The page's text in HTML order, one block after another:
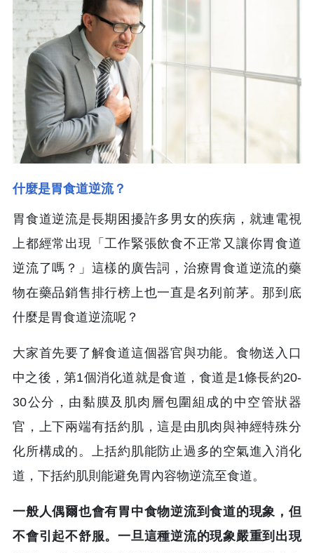
什麼是胃食道逆流？
胃食道逆流是長期困擾許多男女的疾病，就連電視
上都經常出現「工作緊張飲食不正常又讓你胃食道
逆流了嗎？」這樣的廣告詞，治療胃食道逆流的藥
物在藥品銷售排行榜上也一直是名列前茅。那到底
什麼是胃食道逆流呢？
大家首先要了解食道這個器官與功能。食物送入口
中之後，第1個消化道就是食道，食道是1條長約20-
30公分，由黏膜及肌肉層包圍組成的中空管狀器
官，上下兩端有括約肌，這是由肌肉與神經特殊分
化所構成的。上括約肌能防止過多的空氣進入消化
道，下括約肌則能避免胃內容物逆流至食道。
一般人偶爾也會有胃中食物逆流到食道的現象，但
不會引起不舒服。一旦這種逆流的現象嚴重到出現